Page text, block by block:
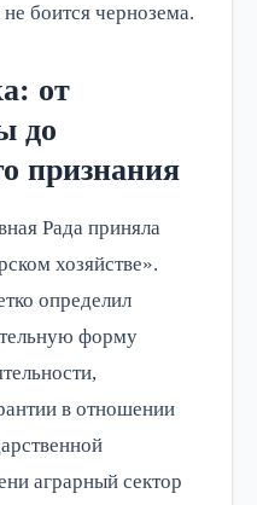
боится чернозема.
от
до
признания
Рада приняла
хозяйстве».
определил
форму
в отношении
аграрный сектор